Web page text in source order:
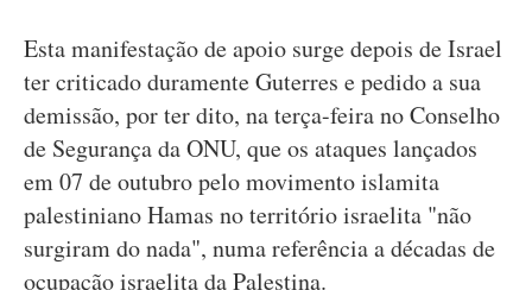
Esta manifestação de apoio surge depois de Israel
ter criticado duramente Guterres e pedido a sua
demissão, por ter dito, na terça-feira no Conselho
de Segurança da ONU, que os ataques lançados
em 07 de outubro pelo movimento islamita
palestiniano Hamas no território israelita "não
surgiram do nada", numa referência a décadas de
ocupação israelita da Palestina.